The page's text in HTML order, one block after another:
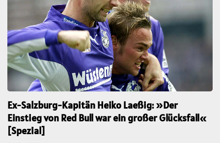
Ex-Salzburg-Kapitän Heiko Laeßig: »Der
Einstieg von Red Bull war ein großer Glücksfall«
[Spezial]